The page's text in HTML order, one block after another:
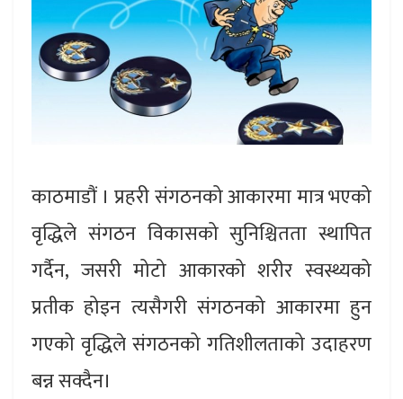
काठमाडौं । प्रहरी संगठनको आकारमा मात्र भएको
वृद्धिले संगठन विकासको सुनिश्चितता स्थापित
गर्दैन, जसरी मोटो आकारको शरीर स्वस्थ्यको
प्रतीक होइन त्यसैगरी संगठनको आकारमा हुन
गएको वृद्धिले संगठनको गतिशीलताको उदाहरण
बन्न सक्दैन।